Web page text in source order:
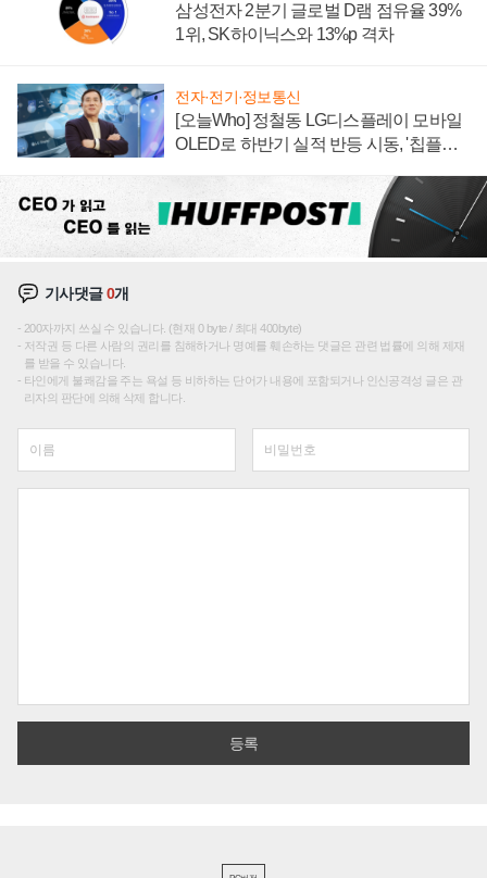
삼성전자 2분기 글로벌 D램 점유율 39%
1위, SK하이닉스와 13%p 격차
전자·전기·정보통신
[오늘Who] 정철동 LG디스플레이 모바일
OLED로 하반기 실적 반등 시동, '칩플레
기사댓글0개
200자까지 쓰실 수 있습니다. (현재 0 byte / 최대 400byte)
저작권 등 다른 사람의 권리를 침해하거나 명예를 훼손하는 댓글은 관련 법률에 의해 제재
를 받을 수 있습니다.
타인에게 불쾌감을 주는 욕설 등 비하하는 단어가 내용에 포함되거나 인신공격성 글은 관
리자의 판단에 의해 삭제 합니다.